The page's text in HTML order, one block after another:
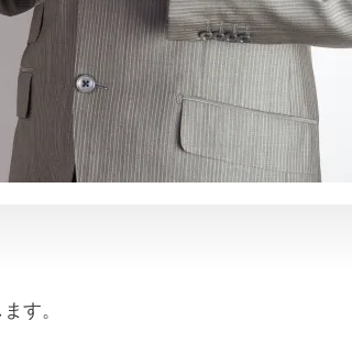
す。